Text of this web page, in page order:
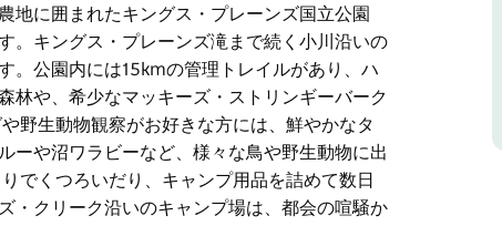
地に囲まれたキングス・プレーンズ国立公園
。キングス・プレーンズ滝まで続く小川沿いの
。公園内には15kmの管理トレイルがあり、ハ
林や、希少なマッキーズ・ストリンギーバーク
野生動物観察がお好きな方には、鮮やかなタ
ーや沼ワラビーなど、様々な鳥や野生動物に出
でくつろいだり、キャンプ用品を詰めて数日
・クリーク沿いのキャンプ場は、都会の喧騒か